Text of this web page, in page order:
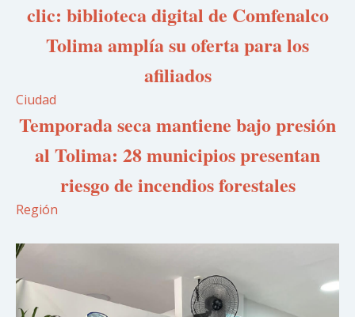
clic: biblioteca digital de Comfenalco
Tolima amplía su oferta para los
afiliados
Ciudad
Temporada seca mantiene bajo presión
al Tolima: 28 municipios presentan
riesgo de incendios forestales
Región